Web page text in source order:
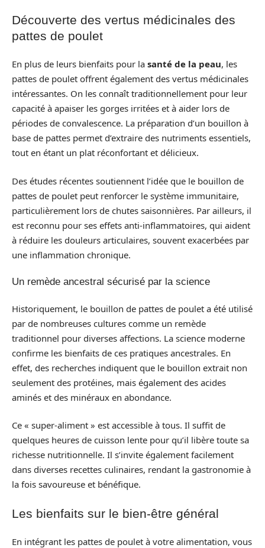
Découverte des vertus médicinales des
pattes de poulet
En plus de leurs bienfaits pour la santé de la peau, les
pattes de poulet offrent également des vertus médicinales
intéressantes. On les connaît traditionnellement pour leur
capacité à apaiser les gorges irritées et à aider lors de
périodes de convalescence. La préparation d’un bouillon à
base de pattes permet d’extraire des nutriments essentiels,
tout en étant un plat réconfortant et délicieux.
Des études récentes soutiennent l’idée que le bouillon de
pattes de poulet peut renforcer le système immunitaire,
particulièrement lors de chutes saisonnières. Par ailleurs, il
est reconnu pour ses effets anti-inflammatoires, qui aident
à réduire les douleurs articulaires, souvent exacerbées par
une inflammation chronique.
Un remède ancestral sécurisé par la science
Historiquement, le bouillon de pattes de poulet a été utilisé
par de nombreuses cultures comme un remède
traditionnel pour diverses affections. La science moderne
confirme les bienfaits de ces pratiques ancestrales. En
effet, des recherches indiquent que le bouillon extrait non
seulement des protéines, mais également des acides
aminés et des minéraux en abondance.
Ce « super-aliment » est accessible à tous. Il suffit de
quelques heures de cuisson lente pour qu’il libère toute sa
richesse nutritionnelle. Il s’invite également facilement
dans diverses recettes culinaires, rendant la gastronomie à
la fois savoureuse et bénéfique.
Les bienfaits sur le bien-être général
En intégrant les pattes de poulet à votre alimentation, vous